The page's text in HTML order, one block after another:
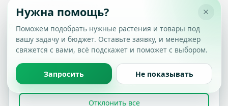
support@findyourplant.ru
findyourplantofficial@gmail.com
+7 929 115-17-50
Санкт-Петербург, Гражданский проспект, д. 104, корп. 1,
литера А, офис 430
© 2026 Find Your Plant. Все права защищены.
Настройка конфиденциальности
Вы можете выбрать, какие типы файлов cookie
разрешить.
Политика обработки данных
Принять все
Отклонить все
Нужна помощь?
Поможем подобрать нужные растения и товары под
вашу задачу и бюджет. Оставьте заявку, и менеджер
свяжется с вами, всё подскажет и поможет с выбором.
Запросить Не показывать